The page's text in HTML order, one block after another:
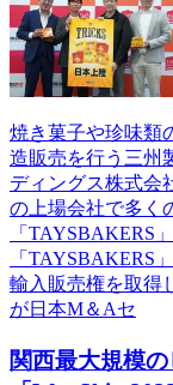
焼き菓子や珍味類
造販売を行う三州
ディングス株式会
の上場会社で多く
「TAYSBAKERS
「TAYSBAKERS
輸入販売権を取得
が日本M＆Aセ
関西最大規模